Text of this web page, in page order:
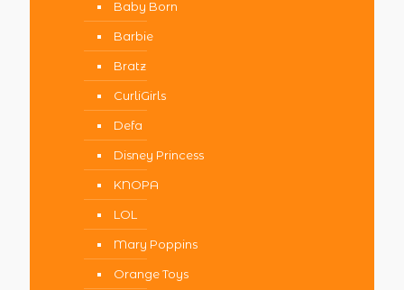
Baby Born
Barbie
Bratz
CurliGirls
Defa
Disney Princess
KNOPA
LOL
Mary Poppins
Orange Toys